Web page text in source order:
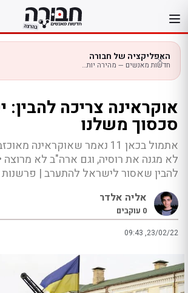
לתוכן
האפליקציה של חבורה
חדשות מאנשים — מהירה יותר בנייד
אוקראינה צריכה להבין:
סכסוך משלנו
אתמול בכאן 11 נאמר
לא מגנה את רוסיה, וגם ארה"ב לא מרוצה •
להבין שאסור לישראל להתערב | פרשנות
אליה אלדר
0 עוקבים
09:43 ,23/02/22